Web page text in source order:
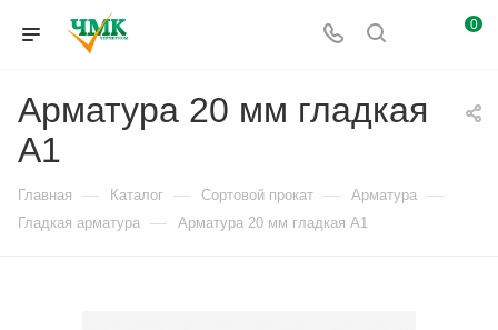
0
Арматура 20 мм гладкая
А1
Главная — Каталог — Сортовой прокат — Арматура —
Гладкая арматура — Арматура 20 мм гладкая А1